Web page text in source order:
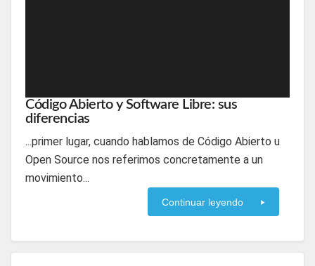
Código Abierto y Software Libre: sus
diferencias
...primer lugar, cuando hablamos de Código Abierto u
Open Source nos referimos concretamente a un
movimiento...
Continuar leyendo